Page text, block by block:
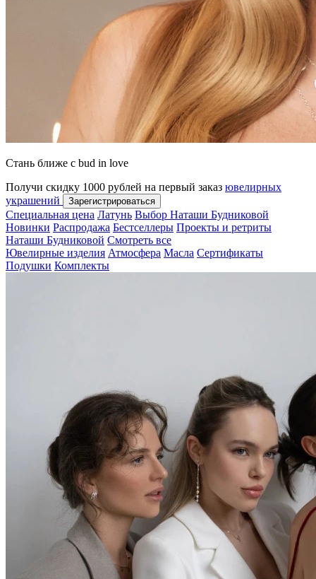
Стань ближе с bud in love
Получи скидку 1000 рублей на первый заказ ювелирных
украшений
Зарегистрироваться
Специальная цена Латунь Выбор Наташи Будниковой
Новинки Распродажа Бестселлеры Проекты и ретриты
Наташи Будниковой Смотреть все
Ювелирные изделия Атмосфера Масла Сертификаты
Подушки Комплекты